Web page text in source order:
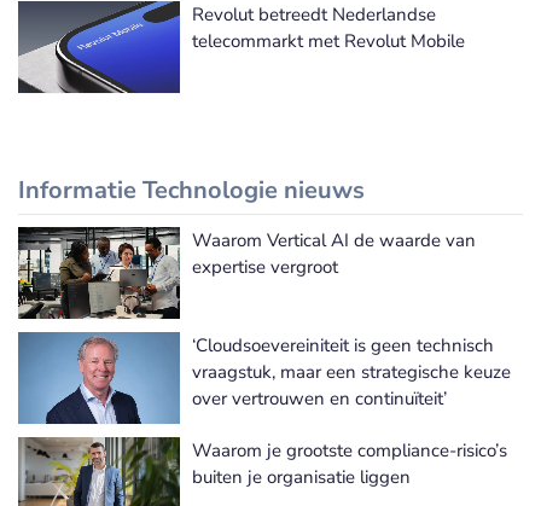
Revolut betreedt Nederlandse
telecommarkt met Revolut Mobile
Informatie Technologie nieuws
Meer Informatie Technologie nieuws
Waarom Vertical AI de waarde van
expertise vergroot
‘Cloudsoevereiniteit is geen technisch
vraagstuk, maar een strategische keuze
over vertrouwen en continuïteit’
Waarom je grootste compliance-risico’s
buiten je organisatie liggen